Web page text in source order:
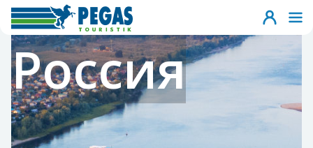
Россия